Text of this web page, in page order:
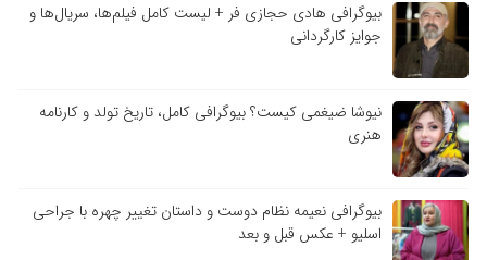
بیوگرافی هادی حجازی فر + لیست کامل فیلم‌ها، سریال‌ها و
جوایز کارگردانی
نیوشا ضیغمی کیست؟ بیوگرافی کامل، تاریخ تولد و کارنامه
هنری
بیوگرافی نعیمه نظام دوست و داستان تغییر چهره با جراحی
اسلیو + عکس قبل و بعد